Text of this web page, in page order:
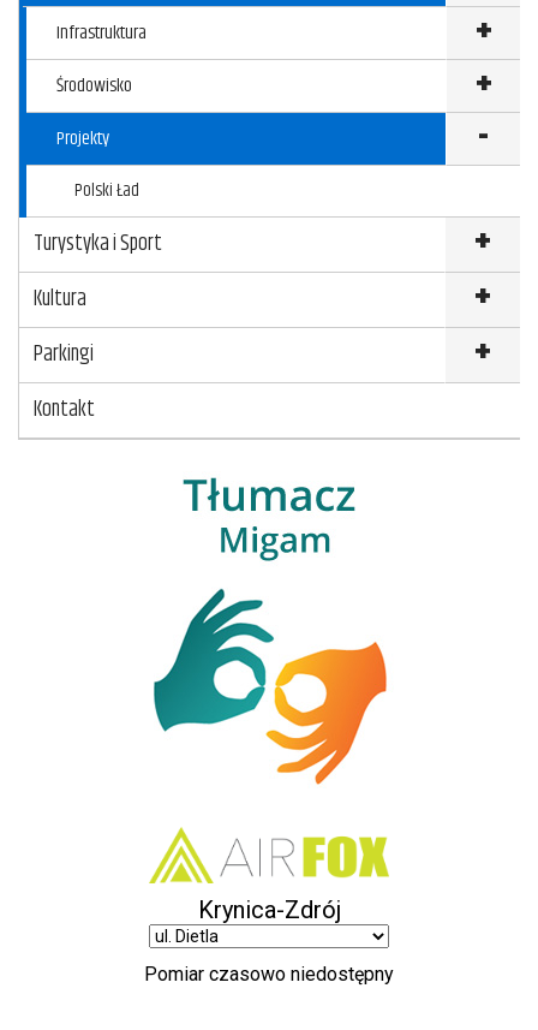
Infrastruktura
Środowisko
Projekty
Polski Ład
Turystyka i Sport
Kultura
Parkingi
Kontakt